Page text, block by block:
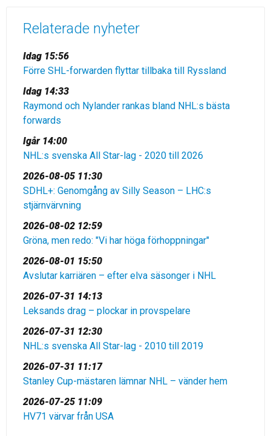
Relaterade nyheter
Idag 15:56
Förre SHL-forwarden flyttar tillbaka till Ryssland
Idag 14:33
Raymond och Nylander rankas bland NHL:s bästa
forwards
Igår 14:00
NHL:s svenska All Star-lag - 2020 till 2026
2026-08-05 11:30
SDHL+: Genomgång av Silly Season – LHC:s
stjärnvärvning
2026-08-02 12:59
Gröna, men redo: "Vi har höga förhoppningar"
2026-08-01 15:50
Avslutar karriären – efter elva säsonger i NHL
2026-07-31 14:13
Leksands drag – plockar in provspelare
2026-07-31 12:30
NHL:s svenska All Star-lag - 2010 till 2019
2026-07-31 11:17
Stanley Cup-mästaren lämnar NHL – vänder hem
2026-07-25 11:09
HV71 värvar från USA